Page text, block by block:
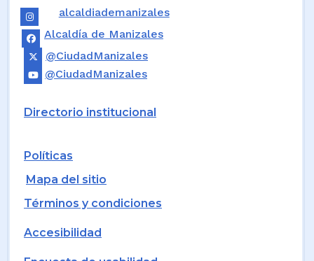
alcaldiademanizales
Alcaldía de Manizales
@CiudadManizales
@CiudadManizales
Directorio institucional
Políticas
Mapa del sitio
Términos y condiciones
Accesibilidad